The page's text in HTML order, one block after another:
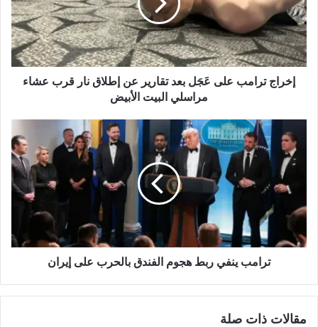
ب
إخراج ترامب على عَجَل بعد تقارير عن إطلاق نار قرب عشاء
مراسلي البيت الأبيض
ترامب ينفي ربط هجوم الفندق بالحرب على إيران
مقالات ذات صلة